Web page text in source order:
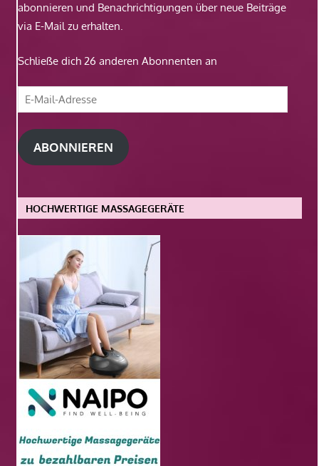
abonnieren und Benachrichtigungen über neue Beiträge
via E-Mail zu erhalten.
Schließe dich 26 anderen Abonnenten an
E-
Mail-
Adresse
ABONNIEREN
HOCHWERTIGE MASSAGEGERÄTE